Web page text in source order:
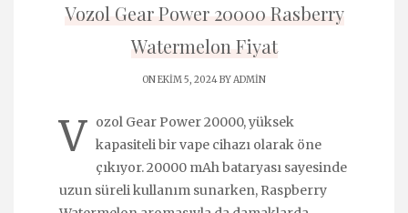
Vozol Gear Power 20000 Rasberry
Watermelon Fiyat
ON EKIM 5, 2024 BYADMIN
V
ozol Gear Power 20000, yüksek
kapasiteli bir vape cihazı olarak öne
çıkıyor. 20000 mAh bataryası sayesinde
uzun süreli kullanım sunarken, Raspberry